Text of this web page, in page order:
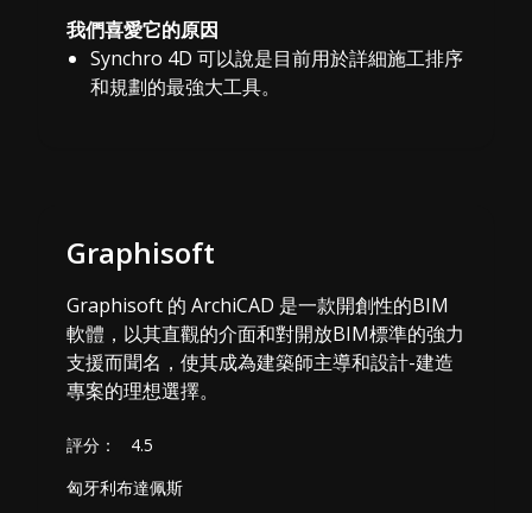
我們喜愛它的原因
Synchro 4D 可以說是目前用於詳細施工排序
和規劃的最強大工具。
Graphisoft
Graphisoft 的 ArchiCAD 是一款開創性的BIM
軟體，以其直觀的介面和對開放BIM標準的強力
支援而聞名，使其成為建築師主導和設計-建造
專案的理想選擇。
評分：
4.5
匈牙利布達佩斯